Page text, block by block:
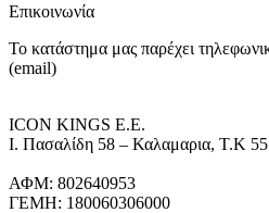
Επικοινωνία
Το κατάστημα μας παρέχει
(email)
ICON KINGS Ε.Ε.
Ι. Πασαλίδη 58 – Καλαμαρια, Τ.Κ
ΑΦΜ: 802640953
ΓΕΜΗ: 180060306000